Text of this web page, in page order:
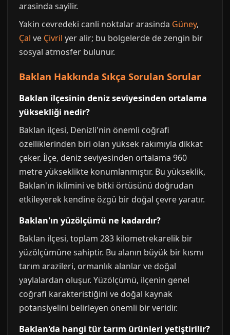
arasinda sayilir.
Yakin cevredeki canli noktalar arasinda Güney,
Çal ve Çivril yer alir; bu bolgelerde de zengin bir
sosyal atmosfer bulunur.
Baklan Hakkında Sıkça Sorulan Sorular
Baklan ilçesinin deniz seviyesinden ortalama
yüksekliği nedir?
Baklan ilçesi, Denizli'nin önemli coğrafi
özelliklerinden biri olan yüksek rakımıyla dikkat
çeker. İlçe, deniz seviyesinden ortalama 960
metre yükseklikte konumlanmıştır. Bu yükseklik,
Baklan'ın iklimini ve bitki örtüsünü doğrudan
etkileyerek kendine özgü bir doğal çevre yaratır.
Baklan'ın yüzölçümü ne kadardır?
Baklan ilçesi, toplam 283 kilometrekarelik bir
yüzölçümüne sahiptir. Bu alanın büyük bir kısmı
tarım arazileri, ormanlık alanlar ve doğal
yaylalardan oluşur. Yüzölçümü, ilçenin genel
coğrafi karakteristiğini ve doğal kaynak
potansiyelini belirleyen önemli bir veridir.
Baklan'da hangi tür tarım ürünleri yetiştirilir?